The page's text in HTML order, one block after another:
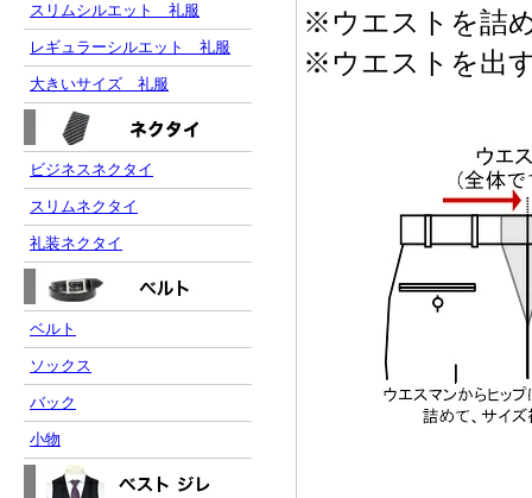
スリムシルエット 礼服
レギュラーシルエット 礼服
大きいサイズ 礼服
ビジネスネクタイ
スリムネクタイ
礼装ネクタイ
ベルト
ソックス
バック
小物
※ウエストを詰
※ウエストを出